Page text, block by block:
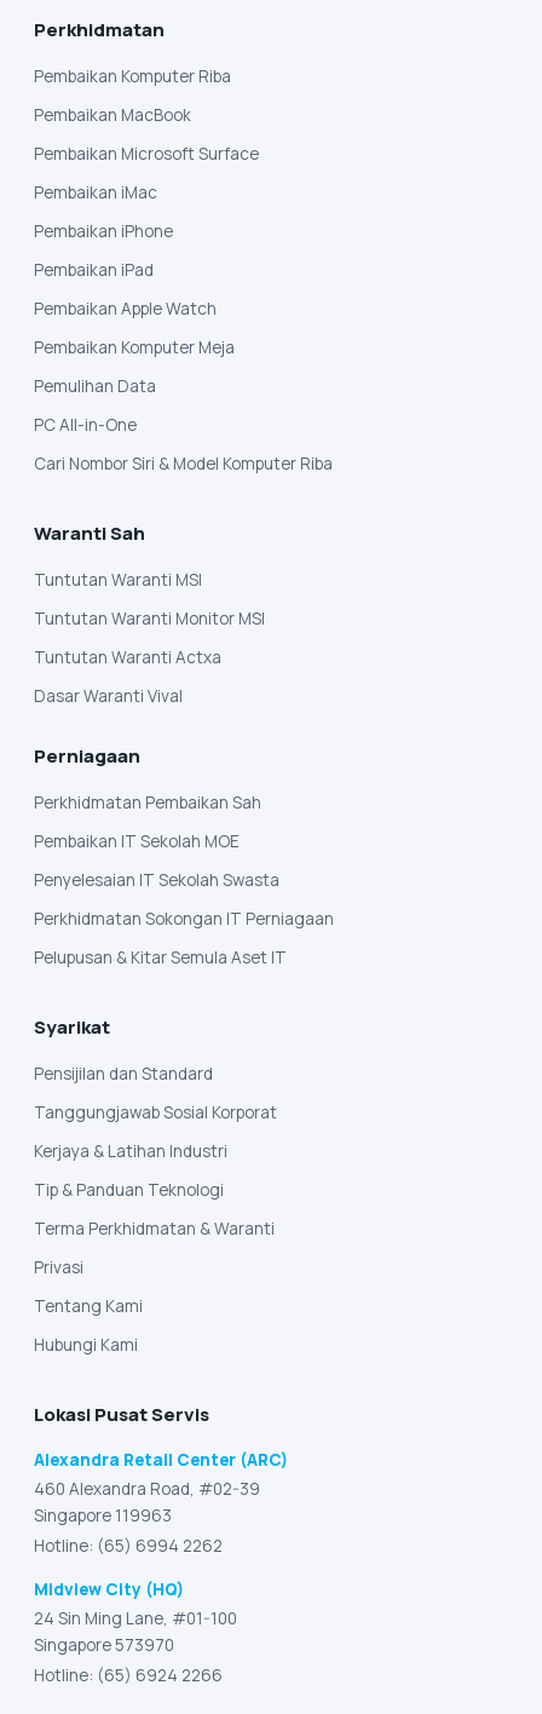
Perkhidmatan
Pembaikan Komputer Riba
Pembaikan MacBook
Pembaikan Microsoft Surface
Pembaikan iMac
Pembaikan iPhone
Pembaikan iPad
Pembaikan Apple Watch
Pembaikan Komputer Meja
Pemulihan Data
PC All-in-One
Cari Nombor Siri & Model Komputer Riba
Waranti Sah
Tuntutan Waranti MSI
Tuntutan Waranti Monitor MSI
Tuntutan Waranti Actxa
Dasar Waranti Vival
Perniagaan
Perkhidmatan Pembaikan Sah
Pembaikan IT Sekolah MOE
Penyelesaian IT Sekolah Swasta
Perkhidmatan Sokongan IT Perniagaan
Pelupusan & Kitar Semula Aset IT
Syarikat
Pensijilan dan Standard
Tanggungjawab Sosial Korporat
Kerjaya & Latihan Industri
Tip & Panduan Teknologi
Terma Perkhidmatan & Waranti
Privasi
Tentang Kami
Hubungi Kami
Lokasi Pusat Servis
Alexandra Retail Center (ARC)
460 Alexandra Road, #02-39
Singapore 119963
Hotline: (65) 6994 2262
Midview City (HQ)
24 Sin Ming Lane, #01-100
Singapore 573970
Hotline: (65) 6924 2266